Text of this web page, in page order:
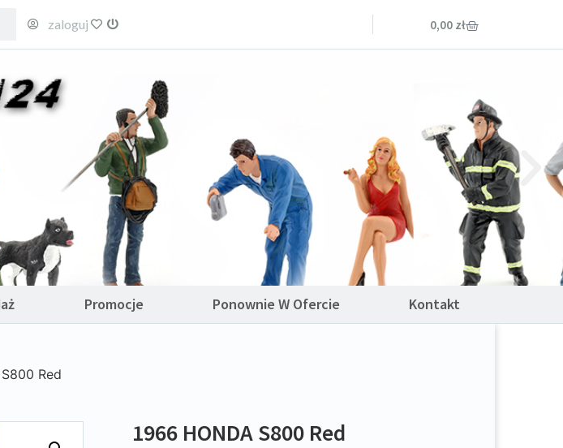
zaloguj ulubione 0,00 zł
Promocje Ponownie W Ofercie Kontakt
Red
1966 HONDA S800 Red